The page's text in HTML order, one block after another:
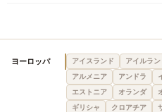
ヨーロッパ アイスランド アイルラン
アルメニア
アンドラ
エストニア
オランダ
ギリシャ
クロアチア